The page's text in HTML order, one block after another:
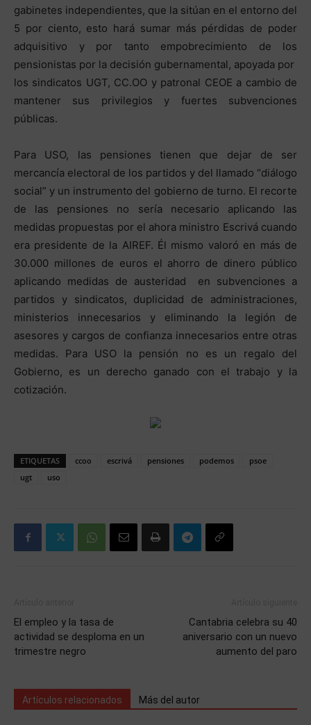
gabinetes independientes, que la sitúan en el entorno del
5 por ciento, esto hará sumar más pérdidas de poder
adquisitivo y por tanto empobrecimiento de los
pensionistas por la decisión gubernamental, apoyada por
los sindicatos UGT, CC.OO y patronal CEOE a cambio de
mantener sus privilegios y fuertes subvenciones
públicas.
Para USO, las pensiones tienen que dejar de ser
mercancía electoral de los partidos y del llamado “diálogo
social” y un instrumento del gobierno de turno. El recorte
de las pensiones no sería necesario aplicando las
medidas propuestas por el ahora ministro Escrivá cuando
era presidente de la AIREF. Él mismo valoró en más de
30.000 millones de euros el ahorro de dinero público
aplicando medidas de austeridad en subvenciones a
partidos y sindicatos, duplicidad de administraciones,
ministerios innecesarios y eliminando la legión de
asesores y cargos de confianza innecesarios entre otras
medidas. Para USO la pensión no es un regalo del
Gobierno, es un derecho ganado con el trabajo y la
cotización.
ETIQUETAS ccoo escrivá pensiones podemos
psoe
ugt
uso
El empleo y la tasa de
actividad se desploma en un
trimestre negro
Cantabria celebra su 40
aniversario con un nuevo
aumento del paro
Artículos relacionados Más del autor